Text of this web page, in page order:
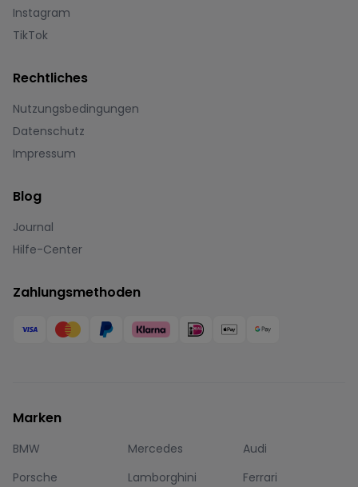
Instagram
TikTok
Rechtliches
Nutzungsbedingungen
Datenschutz
Impressum
Blog
Journal
Hilfe-Center
Zahlungsmethoden
Marken
BMW Mercedes
Audi
Porsche
Lamborghini
Ferrari